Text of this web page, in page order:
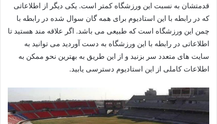
قدمتشان به نسبت این ورزشگاه کمتر است. یکی دیگر از اطلاعاتی
که در رابطه با این استادیوم برای همه گان سوال شده در رابطه با
چمن این ورزشگاه است که طبیعی می باشد. اگر علاقه مند هستید تا
اطلاعاتی در رابطه با این ورزشگاه به دست آوردید می توانید به
سایت های متعدد سر بزنید و از این طریق به بهترین نحو ممکن به
اطلاعات کاملی از این استادیوم دسترسی یابید.